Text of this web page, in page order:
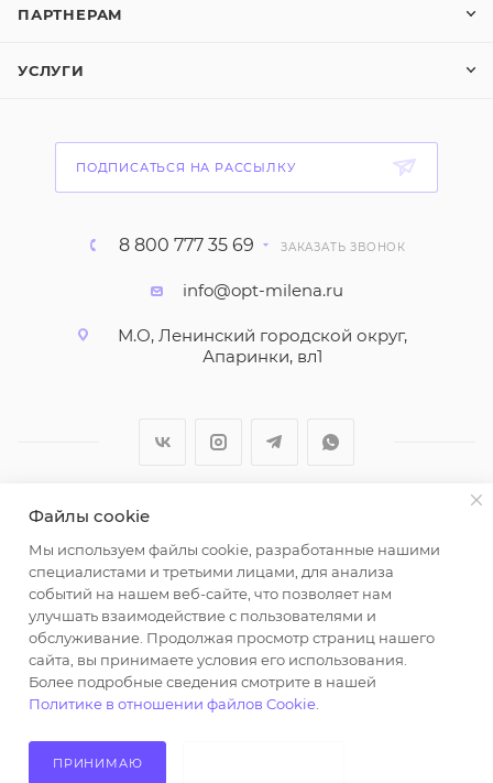
ПАРТНЕРАМ
УСЛУГИ
ПОДПИСАТЬСЯ НА РАССЫЛКУ
8 800 777 35 69 ЗАКАЗАТЬ ЗВОНОК
info@opt-milena.ru
М.О, Ленинский городской округ,
Апаринки, вл1
2026 © ООО "Вайт Текстиль групп"
Любая информация на сайте носит справочный
характер и не является публичной офертой
определяемой положениями пункта 2 статьи 437
Гражданского кодекса Российской Федерации.
Использование любых материалов, опубликованных
на https://opt-milena.ru, допустимо только при
наличии письменного разрешения редакции и
активной ссылки на https://opt-milena.ru
Файлы cookie
Мы используем файлы cookie, разработанные нашими
специалистами и третьими лицами, для анализа
событий на нашем веб-сайте, что позволяет нам
улучшать взаимодействие с пользователями и
обслуживание. Продолжая просмотр страниц нашего
сайта, вы принимаете условия его использования.
Более подробные сведения смотрите в нашей
Политике в отношении файлов Cookie
ПРИНИМАЮ